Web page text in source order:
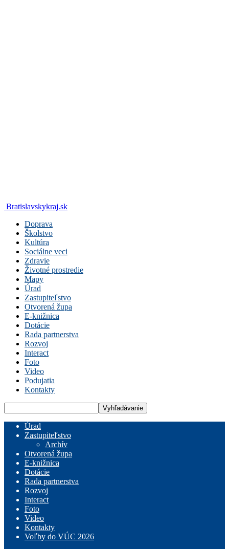
Bratislavskykraj.sk
Doprava
Školstvo
Kultúra
Sociálne veci
Zdravie
Životné prostredie
Mapy
Úrad
Zastupiteľstvo
Otvorená župa
E-knižnica
Dotácie
Rada partnerstva
Rozvoj
Interact
Foto
Video
Podujatia
Kontakty
Úrad
Zastupiteľstvo
Archív
Otvorená župa
E-knižnica
Dotácie
Rada partnerstva
Rozvoj
Interact
Foto
Video
Kontakty
Voľby do VÚC 2026